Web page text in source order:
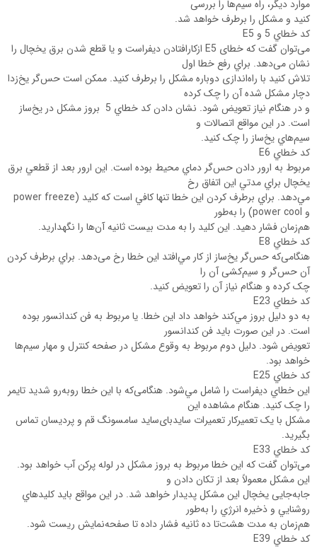
موارد دیگر، راه سيم‌ها را بررسی
کنید و مشکل را برطرف خواهد شد.
کد خطاي 5 و E5
می‌توان گفت که خطای E5 ازکارافتادن ديفراست و يا قطع شدن برق يخچال را
نشان می‌دهد. براي رفع خطا اول
تلاش کنيد با راه‌اندازی دوباره مشکل را برطرف کنيد. ممکن است حس‌گر یخ‌زدا
دچار مشکل شده آن را چک کرده
و در هنگام نياز تعويض شود. نشان دادن کد خطاي 5 بروز مشکل در یخ‌ساز
است. در این مواقع اتصالات و
سيم‌هاي یخ‌ساز را چک کنيد.
کد خطاي E6
مربوط به ارور دادن حس‌گر دماي محيط بوده است. این ارور بعد از قطعي برق
يخچال براي مدتي اين اتفاق رخ
مي‌دهد. براي برطرف کردن اين خطا تنها کافي است که کليد (power freeze
و power cool) را به‌طور
هم‌زمان فشار دهيد. این کلید را به مدت بیست ثانيه آن‌ها را نگهداريد.
کد خطاي E8
هنگامی‌که حس‌گر یخ‌ساز از کار مي‌افتد اين خطا رخ می‌دهد. براي برطرف کردن
آن حس‌گر و سیم‌کشی آن را
چک کرده و هنگام نياز آن را تعویض کنید.
کد خطاي E23
به دو دليل بروز مي‌کند خواهد داد این خطا. یا مربوط به فن کندانسور بوده
است. در این صورت باید فن کندانسور
تعویض شود. دلیل دوم مربوط به وقوع مشکل در صفحه کنترل و مهار سیم‌ها
خواهد بود.
کد خطاي E25
این خطاي ديفراست را شامل مي‌شود. هنگامی‌که با اين خطا روبه‌رو شديد تايمر
را چک کنید. هنگام مشاهده این
مشکل با يک تعميرکار تعمیرات سایدبای‌ساید سامسونگ قم و پردیسان تماس
بگيريد.
کد خطاي E33
می‌توان گفت که اين خطا مربوط به بروز مشکل در لوله پرکن آب خواهد بود.
این مشکل معمولاً بعد از تکان دادن و
جابه‌جایی يخچال اين مشکل پدیدار خواهد شد. در این مواقع باید کليد‌هاي
روشنايي و ذخیره انرژي را به‌طور
هم‌زمان به مدت هشت‌تا ده ثانیه فشار داده تا صفحه‌نمایش ريست شود.
کد خطاي E39